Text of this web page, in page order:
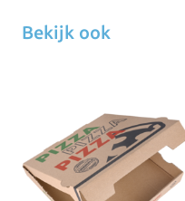
Bekijk ook